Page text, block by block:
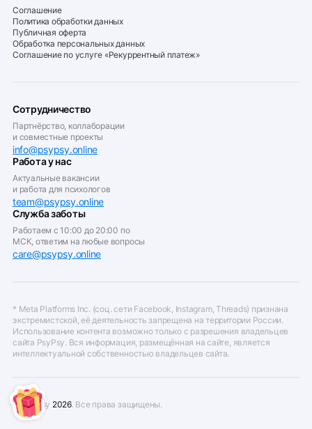
Соглашение
Политика обработки данных
Публичная оферта
Обработка персональных данных
Соглашение по услуге «Рекуррентный платеж»
Сотрудничество
Партнёрство, коллаборации
и совместные проекты
info@psypsy.online
Работа у нас
Актуальные вакансии
и работа для психологов
team@psypsy.online
Служба заботы
Работаем с 10:00 до 20:00 по
МСК, ответим на любые вопросы
care@psypsy.online
* Meta Platforms Inc. (соц. сети Facebook, Instagram, Threads) признана
экстремистской, её деятельность запрещена на территории России.
Использование контента возможно только с разрешения владельцев
сайта PsyPsy. Вся информация, размещённая на сайте, является
интеллектуальной собственностью владельцев сайта.
© PsyPsy 2026. Все права защищены.